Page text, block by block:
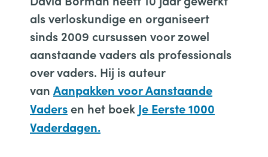
als verloskundige en organiseert
sinds 2009 cursussen voor zowel
aanstaande vaders als professionals
over vaders. Hij is auteur
van Aanpakken voor Aanstaande
Vadersen het boek Je Eerste 1000
Vaderdagen.